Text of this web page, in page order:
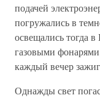
подачей
погружались в
освещались тогда
газовыми
каждый вечер
Однажды свет